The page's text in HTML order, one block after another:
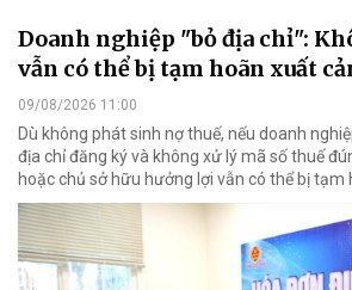
Doanh nghiệp "bỏ địa chỉ":
vẫn có thể bị tạm hoãn xuất
09/08/2026 11:00
Dù không phát sinh nợ thuế, nếu doanh
địa chỉ đăng ký và không xử lý mã số thuế
hoặc chủ sở hữu hưởng lợi vẫn có thể bị tạm